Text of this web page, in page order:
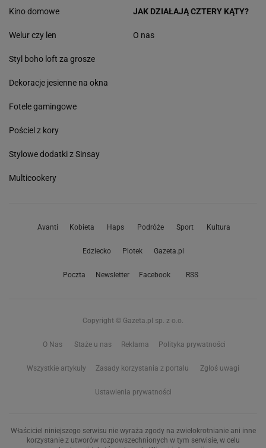
Kino domowe
Welur czy len
Styl boho loft za grosze
Dekoracje jesienne na okna
Fotele gamingowe
Pościel z kory
Stylowe dodatki z Sinsay
Multicookery
JAK DZIAŁAJĄ CZTERY KĄTY?
O nas
Avanti Kobieta Haps Podróże Sport Kultura
Edziecko Plotek Gazeta.pl
Poczta Newsletter Facebook RSS
Copyright © Gazeta.pl sp. z o.o.
O Nas Staże u nas Reklama Polityka prywatności
Wszystkie artykuły Zasady korzystania z portalu Zgłoś uwagi
Ustawienia prywatności
Właściciel niniejszego serwisu nie wyraża zgody na zwielokrotnianie ani inne
korzystanie z utworów rozpowszechnionych w tym serwisie, w celu